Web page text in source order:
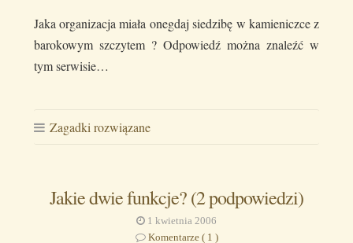
Jaka organizacja miała onegdaj siedzibę w kamieniczce z
barokowym szczytem ? Odpowiedź można znaleźć w
tym serwisie…
Zagadki rozwiązane
Jakie dwie funkcje? (2 podpowiedzi)
1 kwietnia 2006
Komentarze ( 1 )